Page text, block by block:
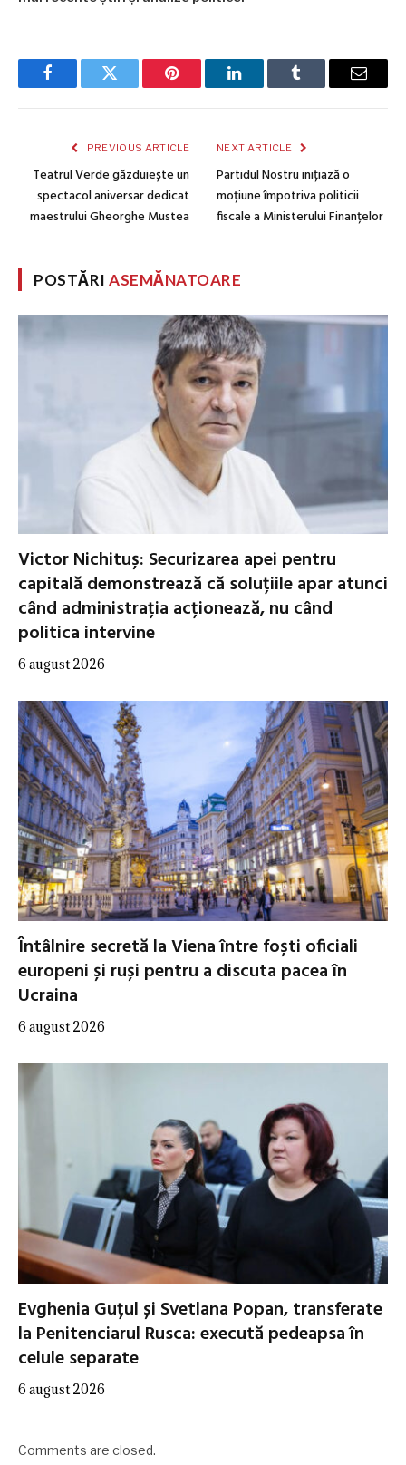
FacebookTwitter Pinterest LinkedInTumblr Email
PREVIOUS ARTICLE
Teatrul Verde găzduiește un
spectacol aniversar dedicat
maestrului Gheorghe Mustea
NEXT ARTICLE
Partidul Nostru inițiază o
moțiune împotriva politicii
fiscale a Ministerului Finanțelor
POSTĂRIASEMĂNATOARE
Victor Nichituș: Securizarea apei pentru
capitală demonstrează că soluțiile apar atunci
când administrația acționează, nu când
politica intervine
6 august 2026
Întâlnire secretă la Viena între foști oficiali
europeni și ruși pentru a discuta pacea în
Ucraina
6 august 2026
Evghenia Guțul și Svetlana Popan, transferate
la Penitenciarul Rusca: execută pedeapsa în
celule separate
6 august 2026
Comments are closed.